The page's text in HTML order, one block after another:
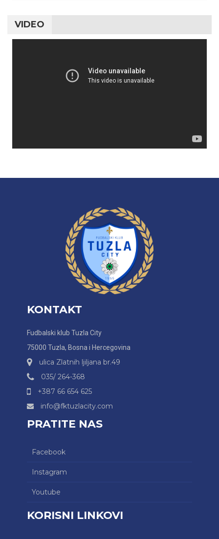
VIDEO
KONTAKT
Fudbalski klub Tuzla City
75000 Tuzla, Bosna i Hercegovina
ulica Zlatnih ljiljana br.49
035/ 264-368
+387 66 654 625
info@fktuzlacity.com
PRATITE NAS
Facebook
Instagram
Youtube
KORISNI LINKOVI